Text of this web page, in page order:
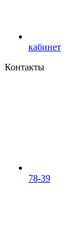
кабинет
Контакты
78-39